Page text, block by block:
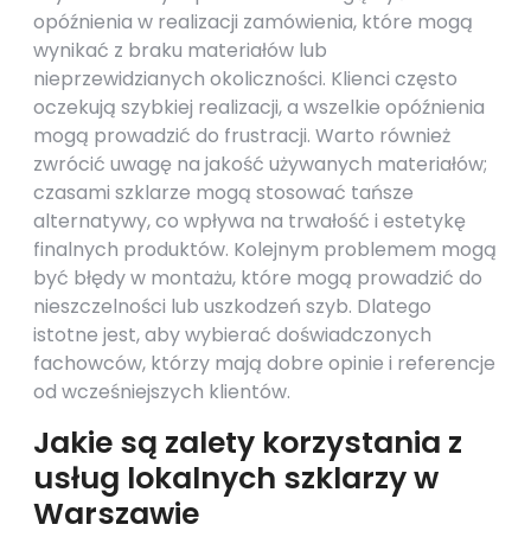
opóźnienia w realizacji zamówienia, które mogą
wynikać z braku materiałów lub
nieprzewidzianych okoliczności. Klienci często
oczekują szybkiej realizacji, a wszelkie opóźnienia
mogą prowadzić do frustracji. Warto również
zwrócić uwagę na jakość używanych materiałów;
czasami szklarze mogą stosować tańsze
alternatywy, co wpływa na trwałość i estetykę
finalnych produktów. Kolejnym problemem mogą
być błędy w montażu, które mogą prowadzić do
nieszczelności lub uszkodzeń szyb. Dlatego
istotne jest, aby wybierać doświadczonych
fachowców, którzy mają dobre opinie i referencje
od wcześniejszych klientów.
Jakie są zalety korzystania z
usług lokalnych szklarzy w
Warszawie